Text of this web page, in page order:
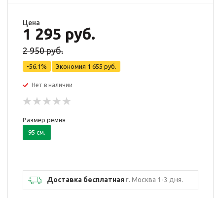
Цена
1 295 руб.
2 950 руб.
-56.1% Экономия 1 655 руб.
Нет в наличии
Размер ремня
95 см.
Доставка бесплатнаяг. Москва 1-3 дня.